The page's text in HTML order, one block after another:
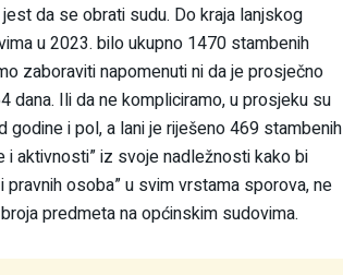
da se obrati sudu. Do kraja lanjskog
u 2023. bilo ukupno 1470 stambenih
zaboraviti napomenuti ni da je prosječno
dana. Ili da ne kompliciramo, u prosjeku su
i pol, a lani je riješeno 469 stambenih
i aktivnosti” iz svoje nadležnosti kako bi
osoba” u svim vrstama sporova, ne
predmeta na općinskim sudovima.